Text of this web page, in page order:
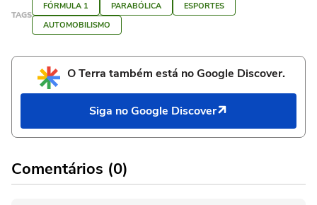
TAGS
FÓRMULA 1 PARABÓLICA
ESPORTES
AUTOMOBILISMO
O Terra também está no Google Discover.
Siga no Google Discover
Comentários (0)